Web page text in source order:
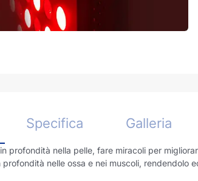
Specifica Galleria
profondità nella pelle, fare miracoli per
nelle ossa e nei muscoli, rendendolo